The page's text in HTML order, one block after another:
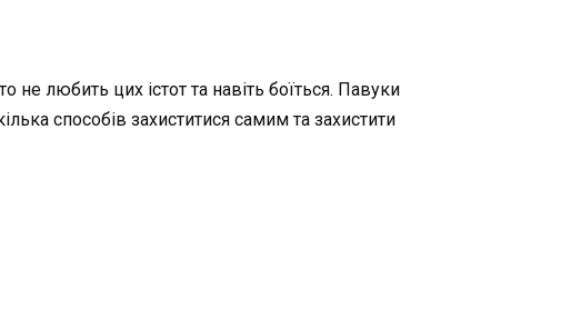
любить цих істот та навіть боїться. Павуки
способів захиститися самим та захистити